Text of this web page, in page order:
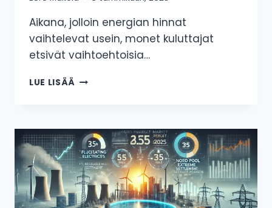
Aikana, jolloin energian hinnat
vaihtelevat usein, monet kuluttajat
etsivät vaihtoehtoisia…
LUE LISÄÄ ONKO
VAIHTOEHTO?